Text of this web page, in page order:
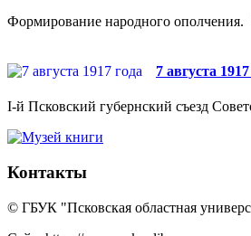
Формирование народного ополчения.
7 августа
I-й Псковский губернский съезд
Контакты
© ГБУК "Псковская областная